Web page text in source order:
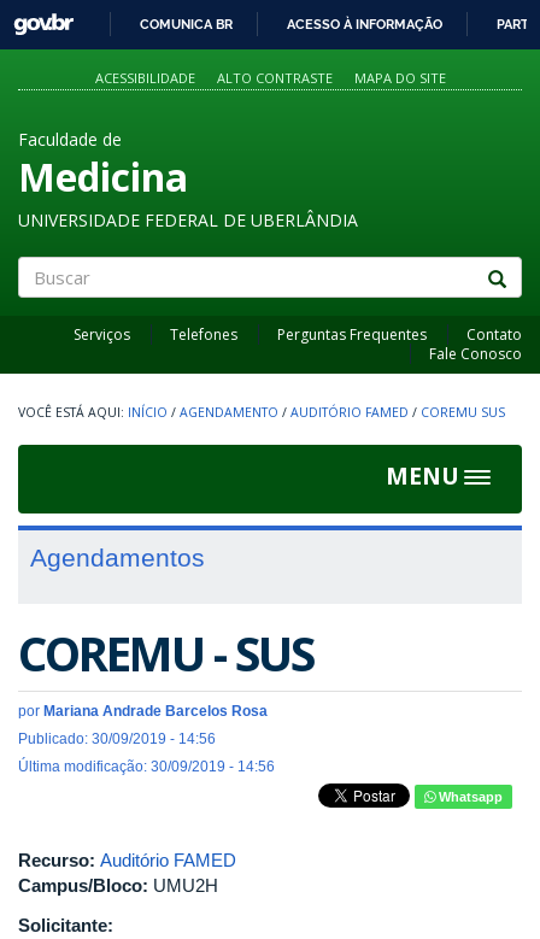
PARA
O
GOVBR
COMUNICA BR ACESSO À INFORMAÇÃO
ACESSIBILIDADE ALTO CONTRASTE MAPA DO SITE
Faculdade de
Medicina
UNIVERSIDADE FEDERAL DE UBERLÂNDIA
Serviços Telefones Perguntas Frequentes
Contato
Fale Conosco
INÍCIO / AGENDAMENTO / AUDITÓRIO FAMED / COREMU SUS
MENU
Toggle
Agendamentos
COREMU - SUS
por Mariana Andrade Barcelos Rosa
Publicado: 30/09/2019 - 14:56
Última modificação: 30/09/2019 - 14:56
Whatsapp
Recurso: Auditório FAMED
Campus/Bloco: UMU2H
Solicitante: